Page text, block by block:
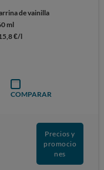
de vainilla
ml
€/l
COMPARAR
Precios y
promocio
nes